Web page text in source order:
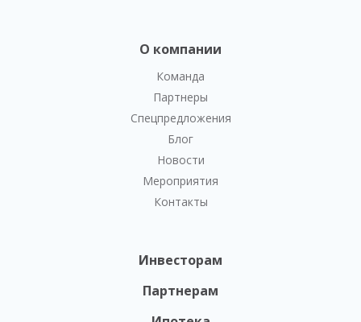
О компании
Команда
Партнеры
Спецпредложения
Блог
Новости
Мероприятия
Контакты
Инвесторам
Партнерам